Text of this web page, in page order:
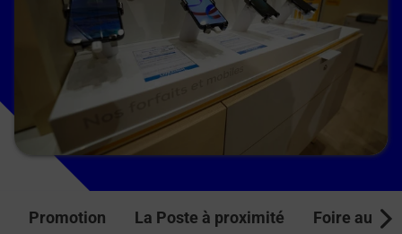
Promotion La Poste à proximité Foire aux